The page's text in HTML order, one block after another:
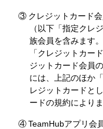
③ クレジットカード
（以下「指定クレ
族会員を含みます
「クレジットカー
ジットカード会員
には、上記のほか
レジットカードと
ードの規約によりま
④TeamHubアプリ会